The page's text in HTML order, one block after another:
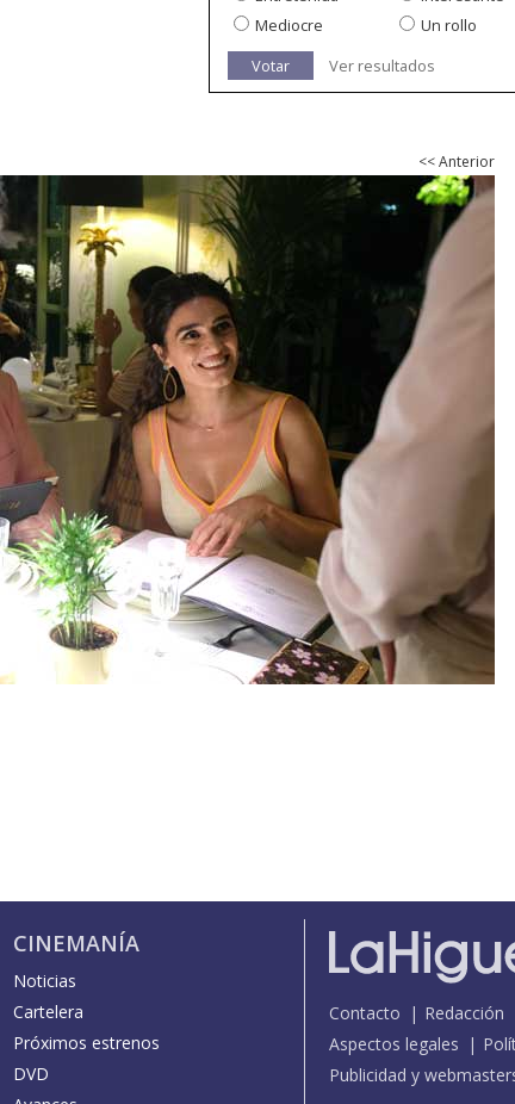
Mediocre
Un rollo
Votar
Ver resultados
<< Anterior
CINEMANÍA
Noticias
Cartelera
Próximos estrenos
DVD
Contacto Redacción
Aspectos legales
Publicidad y